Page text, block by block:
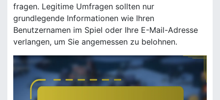
fragen. Legitime Umfragen sollten nur
grundlegende Informationen wie Ihren
Benutzernamen im Spiel oder Ihre E-Mail-Adresse
verlangen, um Sie angemessen zu belohnen.